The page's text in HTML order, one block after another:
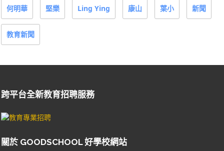
何明華 堅樂 Ling Ying 康山 葉小 新聞
教育新聞
跨平台全新教育招聘服務
關於 GOODSCHOOL 好學校網站